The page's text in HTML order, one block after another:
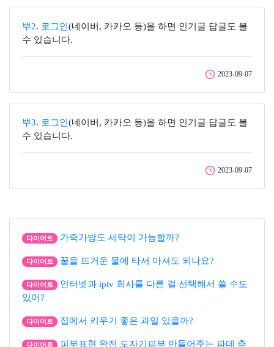
뿌2. 로그인 (네이버, 카카오 등)을 하면 인기글 답글도 볼
수 있습니다.
2023-09-07
뿌3. 로그인 (네이버, 카카오 등)을 하면 인기글 답글도 볼
수 있습니다.
2023-09-07
다이어트 가죽가방도 세탁이 가능할까?
다이어트 꿀을 뜨거운 물에 타서 마셔도 되나요?
다이어트
인터넷과 iptv 회사를 다른 걸 선택해서 쓸 수도
있어?
다이어트 집에서 키우기 좋은 과일 있을까?
다이어트 피부표현 완전 도자기피부 만들어주는 파데 추